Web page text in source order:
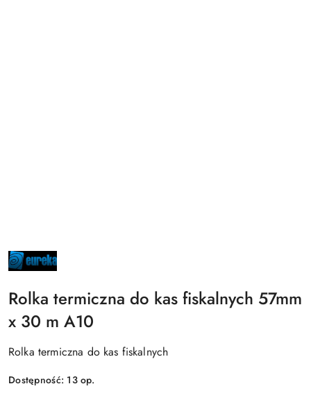
NAZWA
PRODUCENTA:
EUREKA
Rolka termiczna do kas fiskalnych 57mm
x 30 m A10
Rolka termiczna do kas fiskalnych
Dostępność: 13op.